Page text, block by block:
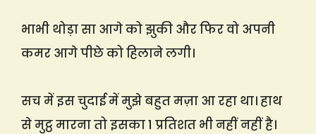
भाभी थोड़ा सा आगे को झुकी और फिर वो अपनी
कमर आगे पीछे को हिलाने लगी।
सच में इस चुदाई में मुझे बहुत मज़ा आ रहा था। हाथ
से मुट्ठ मारना तो इसका 1 प्रतिशत भी नहीं नहीं है।